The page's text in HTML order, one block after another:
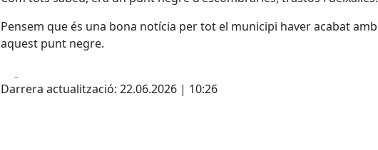
Pensem que és una bona notícia per tot el municipi haver acabat amb
aquest punt negre.
Darrera actualització: 22.06.2026 | 10:26